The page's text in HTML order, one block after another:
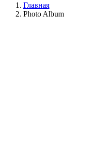
Главная
Photo Album